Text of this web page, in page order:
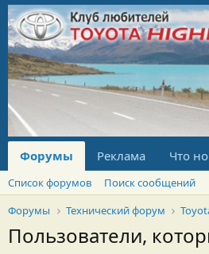
Форумы Реклама Что
Список форумов
Поиск сообщений
Форумы
Технический форум
Пользователи,